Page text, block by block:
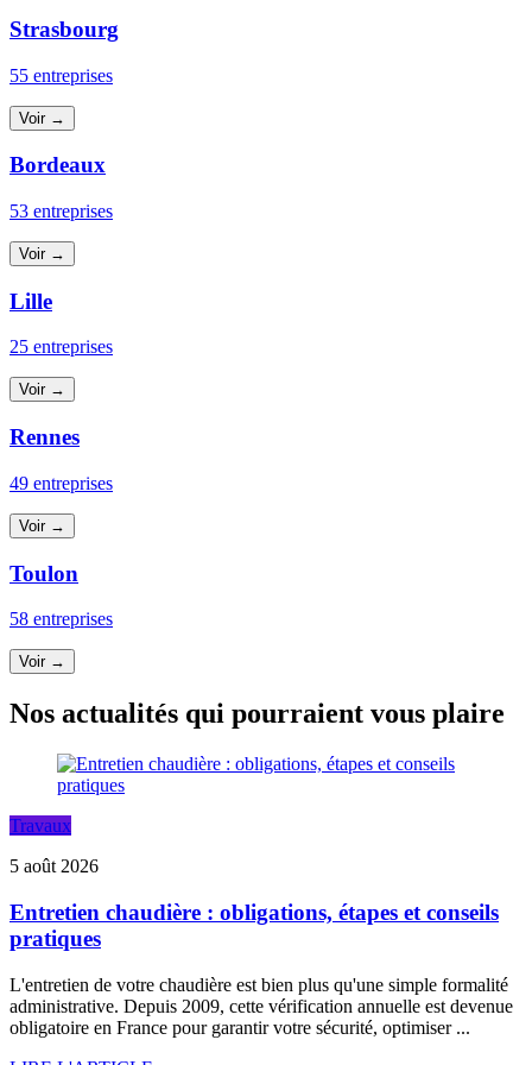
Strasbourg
55 entreprises
Voir →
Bordeaux
53 entreprises
Voir →
Lille
25 entreprises
Voir →
Rennes
49 entreprises
Voir →
Toulon
58 entreprises
Voir →
Nos actualités qui pourraient vous plaire
Travaux
5 août 2026
Entretien chaudière : obligations, étapes et conseils
pratiques
L'entretien de votre chaudière est bien plus qu'une simple formalité
administrative. Depuis 2009, cette vérification annuelle est devenue
obligatoire en France pour garantir votre sécurité, optimiser ...